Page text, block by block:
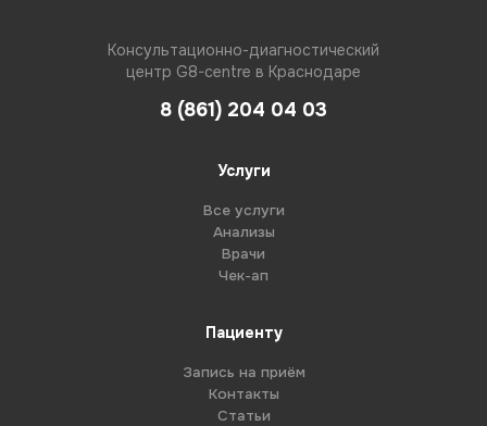
Консультационно-диагностический
центр G8-centre в Краснодаре
8 (861) 204 04 03
Услуги
Все услуги
Анализы
Врачи
Чек-ап
Пациенту
Запись на приём
Контакты
Статьи